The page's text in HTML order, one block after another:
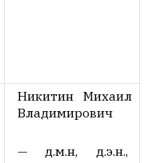
Никитин Михаил
Владимирович
—д.м.н, д.э.н.,